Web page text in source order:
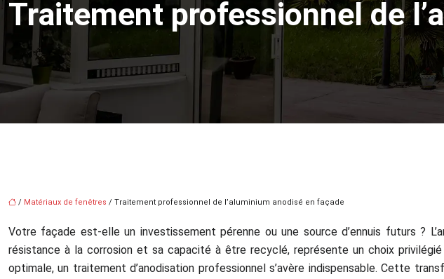
Traitement professionnel de
/ Matériaux de fenêtres / Traitement professionnel de l’aluminium anodisé en façade
Votre façade est-elle un investissement pérenne ou une source d’ennuis futurs ?
résistance à la corrosion et sa capacité à être recyclé, représente un choix
optimale, un traitement d’anodisation professionnel s’avère indispensable. Cette